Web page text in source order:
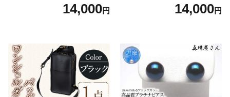
羽付き ナプキン 生理用品 サ
ニタリー ユニ・チャーム
14,000円
V2618P】Lサイズ クリアベ
ージュ3枚セット [№5716-04
14,000円